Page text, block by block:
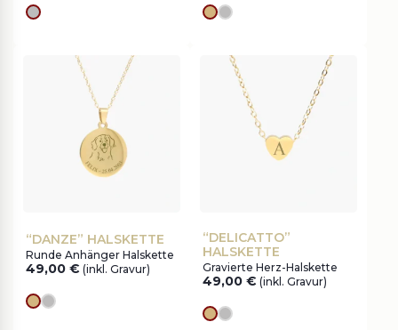
silver Goldes
silver
“DANZE” HALSKETTE
Runde Anhänger Halskette
49,00 € (inkl. Gravur)
Goldes
silver
“DELICATTO”
HALSKETTE
Gravierte Herz-Halskette
49,00 € (inkl. Gravur)
Goldes
silver